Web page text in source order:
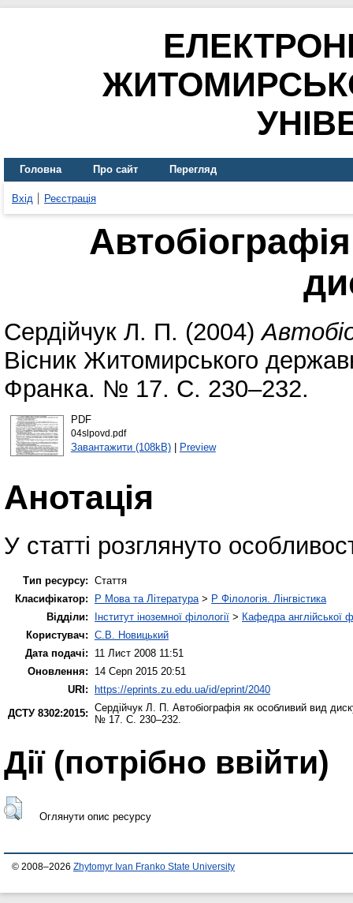
Головна Про сайт Перегляд
Вхід Реєстрація
Сердійчук Л. П. (2004)
Вісник Житомирського
Франка. № 17. С. 230–232.
PDF
04slpovd.pdf
Завантажити (108kB)| Preview
Анотація
У статті розглянуто
Тип ресурсу: Стаття
Класифікатор:
P Мова та Література > P Філологія. Лінгвістика
Відділи:
Інститут іноземної філології > Кафедра англійської
Користувач: С.В. Новицький
Дата подачі:
11 Лист 2008 11:51
Оновлення:
14 Серп 2015 20:51
URI: https://eprints.zu.edu.ua/id/eprint/2040
ДСТУ 8302:2015: Сердійчук Л. П. Автобіографія як особливий вид
№ 17. С. 230–232.
Дії ​​(потрібно ввійти)
Оглянути опис ресурсу
© 2008–2026 Zhytomyr Ivan Franko State University